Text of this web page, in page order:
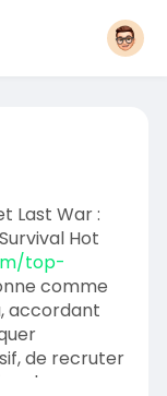
Last War :
Hot
top-
comme
accordant
de recruter
leurs